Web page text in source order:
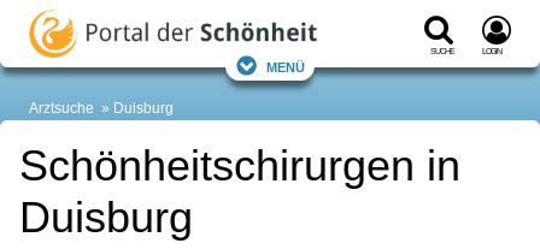
Suche Login
Menü
Arztsuche Duisburg
Schönheitschirurgen in
Duisburg